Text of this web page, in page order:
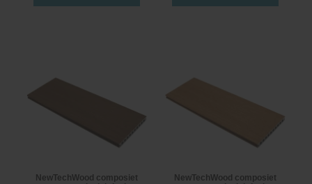
NewTechWood composiet
NewTechWood composiet